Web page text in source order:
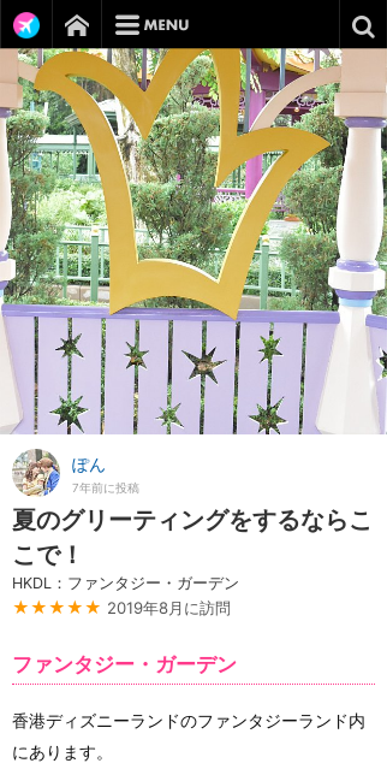
ぽん
7年前に投稿
夏のグリーティングをするならこ
こで！
HKDL：ファンタジー・ガーデン
★★★★★ 2019年8月に訪問
ファンタジー・ガーデン
香港ディズニーランドのファンタジーランド内
にあります。